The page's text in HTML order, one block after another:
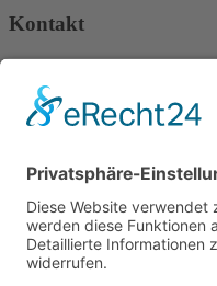
Kontakt
Diese E-Mail-Adresse
Kontaktformular
Informationen
Impressum
DSGVO
Datenschutzerklärung
Widerrufsbelehrung